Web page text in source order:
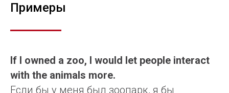
Примеры
If I owned a zoo, I would let people interact
with the animals more.
Если бы у меня был зоопарк, я бы